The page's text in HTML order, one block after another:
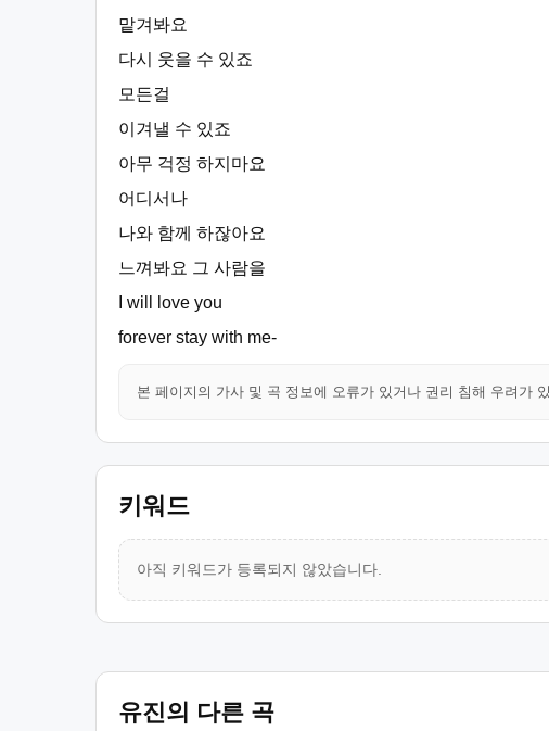
맡겨봐요
다시 웃을 수 있죠
모든걸
이겨낼 수 있죠
아무 걱정 하지마요
어디서나
나와 함께 하잖아요
느껴봐요 그 사람을
I will love you
forever stay with me-
본 페이지의 가사 및 곡 정보에 오류가 있거나 권리 침해 우려가
키워드
아직 키워드가 등록되지 않았습니다.
유진의 다른 곡